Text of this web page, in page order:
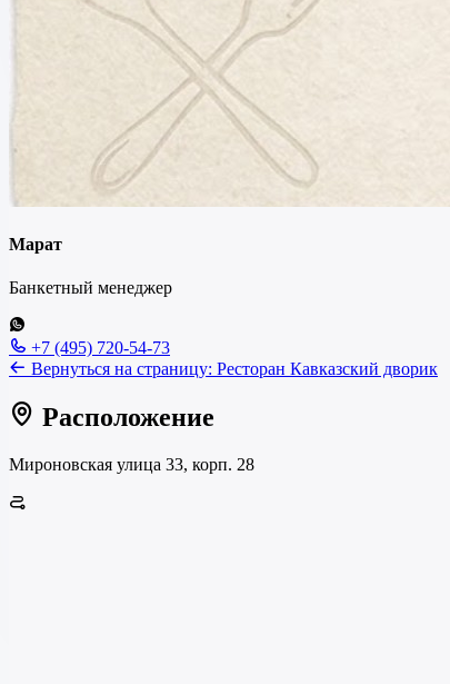
Марат
Банкетный менеджер
+7 (495) 720-54-73
Вернуться на страницу: Ресторан Кавказский дворик
Расположение
Мироновская улица 33, корп. 28